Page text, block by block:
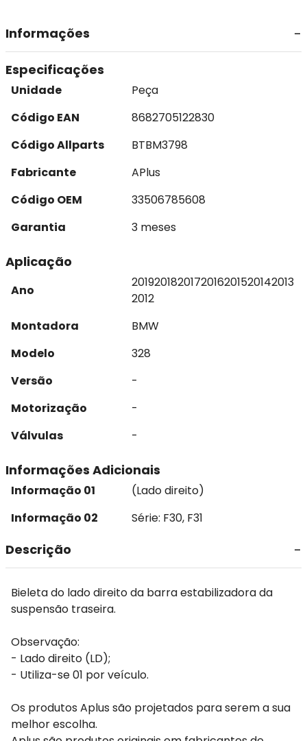
Informações
Especificações
Unidade
Peça
Código EAN
8682705122830
Código Allparts
BTBM3798
Fabricante
APlus
Código OEM
33506785608
Garantia
3 meses
Aplicação
Ano
2019201820172016201520142013
2012
Montadora
BMW
Modelo
328
Versão
-
Motorização
-
Válvulas
-
Informações Adicionais
Informação 01
(Lado direito)
Informação 02
Série: F30, F31
Descrição
Bieleta do lado direito da barra estabilizadora da
suspensão traseira.
Observação:
- Lado direito (LD);
- Utiliza-se 01 por veículo.
Os produtos Aplus são projetados para serem a sua
melhor escolha.